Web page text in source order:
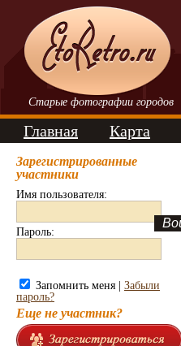
Старые фотографии городов
Главная Карта
Зарегистрированные
участники
Имя пользователя:
Пароль:
Запомнить меня | Забыли
пароль?
Еще не участник?